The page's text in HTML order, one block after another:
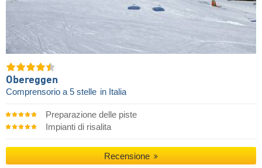
Obereggen
Comprensorio a 5 stelle in Italia
Preparazione delle piste
Impianti di risalita
Recensione